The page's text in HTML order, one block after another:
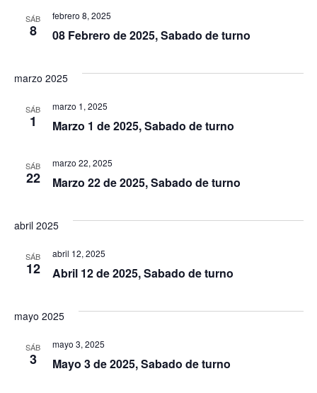
SÁB
8 08 Febrero de 2025, Sabado de turno
febrero 8, 2025
marzo 2025
SÁB
1 Marzo 1 de 2025, Sabado de turno
marzo 1, 2025
SÁB
22 Marzo 22 de 2025, Sabado de turno
marzo 22, 2025
abril 2025
SÁB
12 Abril 12 de 2025, Sabado de turno
abril 12, 2025
mayo 2025
SÁB
3 Mayo 3 de 2025, Sabado de turno
mayo 3, 2025